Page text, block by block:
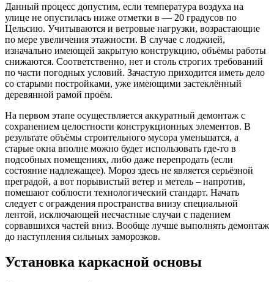
Данный процесс допустим, если температура воздуха на
улице не опустилась ниже отметки в — 20 градусов по
Цельсию. Учитываются и ветровые нагрузки, возрастающие
по мере увеличения этажности. В случае с лоджией,
изначально имеющей закрытую конструкцию, объёмы работы
снижаются. Соответственно, нет и столь строгих требований
по части погодных условий. Зачастую приходится иметь дело
со старыми постройками, уже имеющими застеклённый
деревянной рамой проём.
На первом этапе осуществляется аккуратный демонтаж с
сохранением целостности конструкционных элементов. В
результате объёмы строительного мусора уменьшатся, а
старые окна вполне можно будет использовать где-то в
подсобных помещениях, либо даже перепродать (если
состояние надлежащее). Мороз здесь не является серьёзной
преградой, а вот порывистый ветер и метель – напротив,
помешают соблюсти технологический стандарт. Начать
следует с ограждения пространства внизу специальной
лентой, исключающей несчастные случаи с падением
сорвавшихся частей вниз. Вообще лучше выполнять демонтаж
до наступления сильных заморозков.
Установка каркасной основы